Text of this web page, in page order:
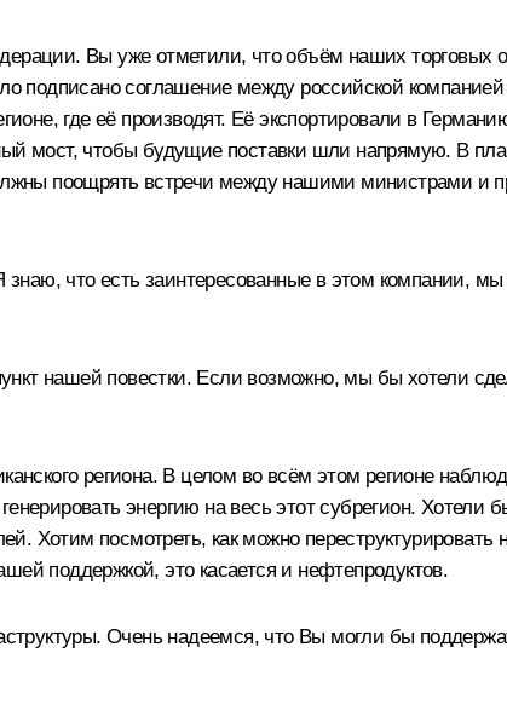
Вы уже отметили, что объём наших торговых
подписано соглашение между российской
где её производят. Её экспортировали в
мост, чтобы будущие поставки шли напрямую. В
поощрять встречи между нашими министрами
что есть заинтересованные в этом компании,
нашей повестки. Если возможно, мы бы хотели
региона. В целом во всём этом регионе
энергию на весь этот субрегион. Хотели
Хотим посмотреть, как можно
поддержкой, это касается и нефтепродуктов.
Очень надеемся, что Вы могли бы